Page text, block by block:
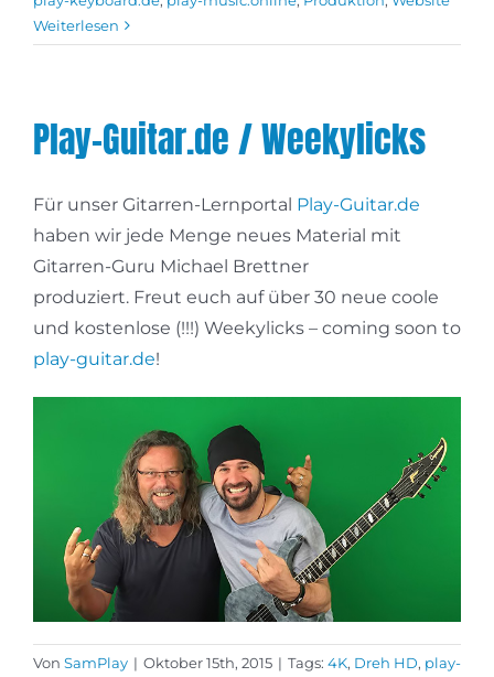
Weiterlesen
Play-Guitar.de / Weekylicks
Für unser Gitarren-Lernportal Play-Guitar.de
haben wir jede Menge neues Material mit
Gitarren-Guru Michael Brettner
produziert. Freut euch auf über 30 neue coole
und kostenlose (!!!) Weekylicks – coming soon to
play-guitar.de!
Von SamPlay | Oktober 15th, 2015 | Tags: 4K, Dreh HD, play-